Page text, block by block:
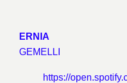
ERNIA
GEMELLI
https://